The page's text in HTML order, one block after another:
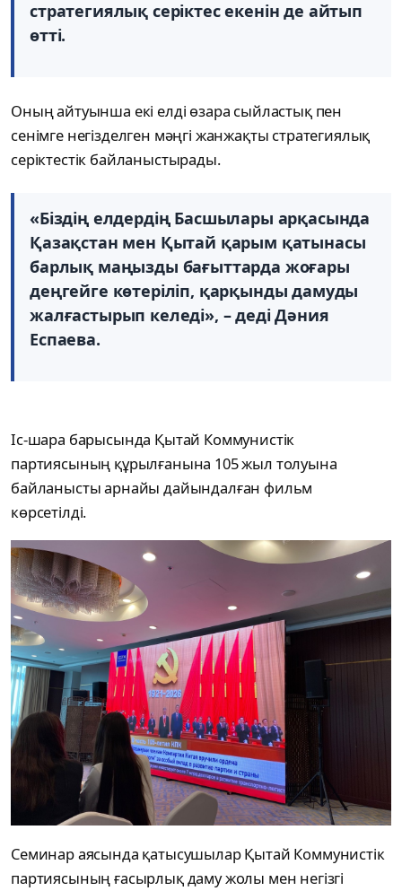
стратегиялық серіктес екенін де айтып
өтті.
Оның айтуынша екі елді өзара сыйластық пен
сенімге негізделген мәңгі жанжақты стратегиялық
серіктестік байланыстырады.
«Біздің елдердің Басшылары арқасында
Қазақстан мен Қытай қарым қатынасы
барлық маңызды бағыттарда жоғары
деңгейге көтеріліп, қарқынды дамуды
жалғастырып келеді», – деді Дәния
Еспаева.
Іс-шара барысында Қытай Коммунистік
партиясының құрылғанына 105 жыл толуына
байланысты арнайы дайындалған фильм
көрсетілді.
Семинар аясында қатысушылар Қытай Коммунистік
партиясының ғасырлық даму жолы мен негізгі